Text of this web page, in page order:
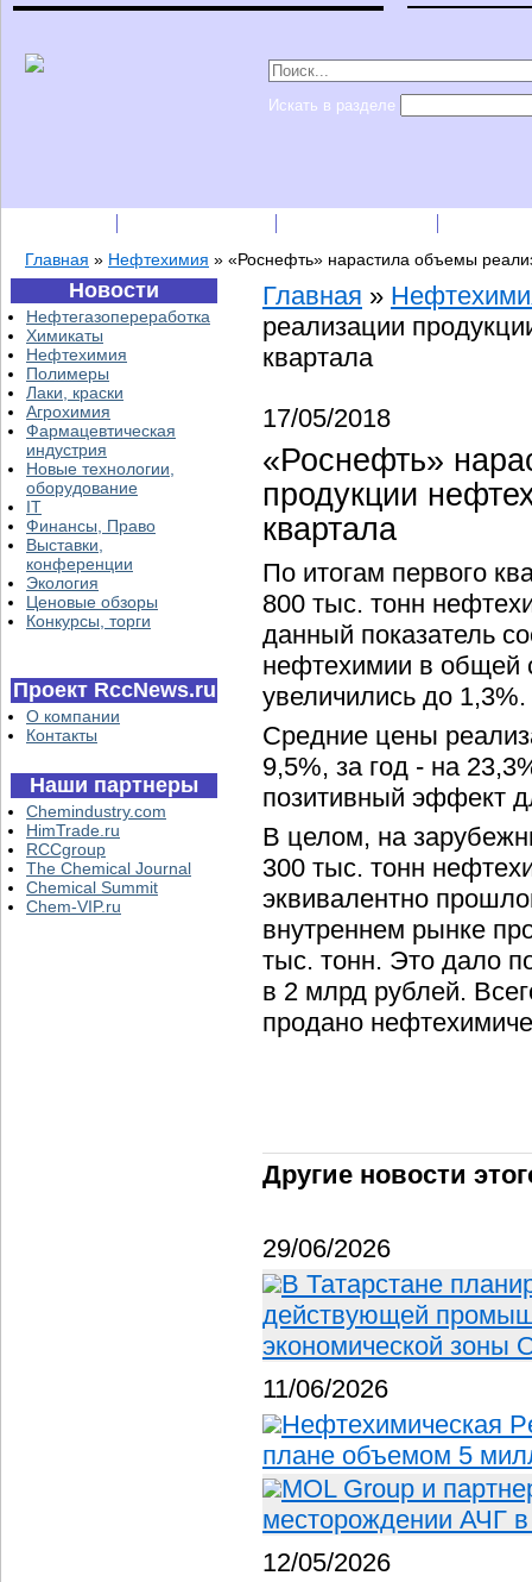
Искать в разделе
Главная » Нефтехимия » «Роснефть» нарастила объемы
Новости
Нефтегазопереработка
Химикаты
Нефтехимия
Полимеры
Лаки, краски
Агрохимия
Фармацевтическая
индустрия
Новые технологии,
оборудование
IT
Финансы, Право
Выставки,
конференции
Экология
Ценовые обзоры
Конкурсы, торги
Проект RccNews.ru
О компании
Контакты
Наши партнеры
Chemindustry.com
HimTrade.ru
RCCgroup
The Chemical Journal
Chemical Summit
Chem-VIP.ru
Главная »
реализации
квартала
17/05/2018
«Роснефть»
продукции
квартала
По итогам первого
800 тыс. тонн
данный показатель
нефтехимии в общей
увеличились до 1,3%.
Средние цены
9,5%, за год - на
позитивный эффект
В целом, на
300 тыс. тонн
эквивалентно
внутреннем рынке
тыс. тонн. Это дало
в 2 млрд рублей.
продано
Другие новости
29/06/2026
В Татарстане
действующей
экономической зоны
11/06/2026
Нефтехимическая
плане объемом 5
MOL Group и
месторождении АЧГ
12/05/2026